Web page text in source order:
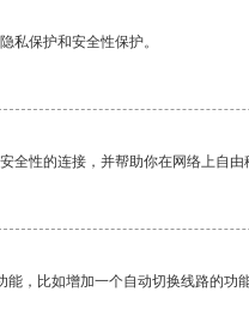
私保护和安全性保护。
全性的连接，并帮助你在网络上自由
，比如增加一个自动切换线路的功能